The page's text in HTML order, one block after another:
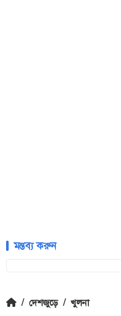
মন্তব্য করুন
/ দেশজুড়ে / খুলনা